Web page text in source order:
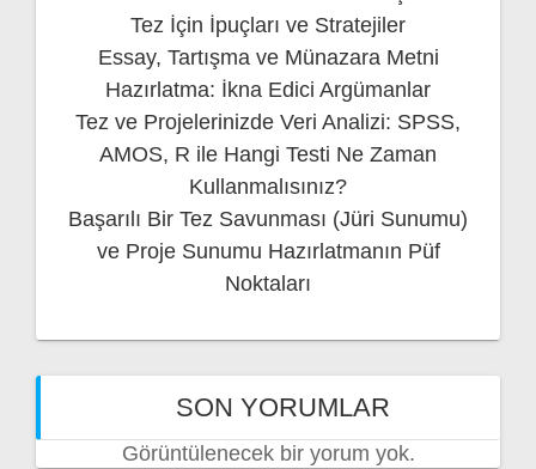
Tez İçin İpuçları ve Stratejiler
Essay, Tartışma ve Münazara Metni
Hazırlatma: İkna Edici Argümanlar
Tez ve Projelerinizde Veri Analizi: SPSS,
AMOS, R ile Hangi Testi Ne Zaman
Kullanmalısınız?
Başarılı Bir Tez Savunması (Jüri Sunumu)
ve Proje Sunumu Hazırlatmanın Püf
Noktaları
SON YORUMLAR
Görüntülenecek bir yorum yok.